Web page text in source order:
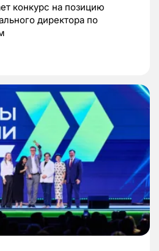
конкурс на позицию
директора по